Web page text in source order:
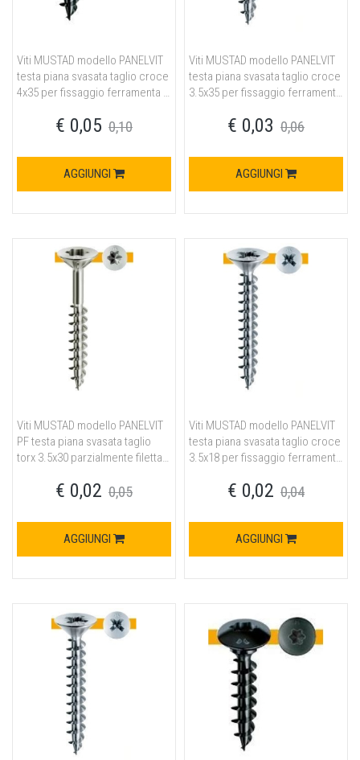
Viti MUSTAD modello PANELVIT
testa piana svasata taglio croce
4x35 per fissaggio ferramenta in
€ 0,05 0,10
AGGIUNGI
Viti MUSTAD modello PANELVIT
testa piana svasata taglio croce
3.5x35 per fissaggio ferramenta
€ 0,03 0,06
AGGIUNGI
Viti MUSTAD modello PANELVIT
PF testa piana svasata taglio
torx 3.5x30 parzialmente filettata
acciaio finitura chromiting
€ 0,02 0,05
AGGIUNGI
Viti MUSTAD modello PANELVIT
testa piana svasata taglio croce
3.5x18 per fissaggio ferramenta
€ 0,02 0,04
AGGIUNGI